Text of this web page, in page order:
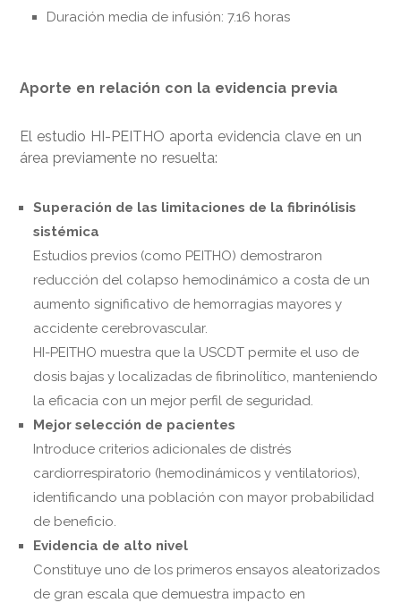
Duración media de infusión: 7.16 horas
Aporte en relación con la evidencia previa
El estudio HI-PEITHO aporta evidencia clave en un
área previamente no resuelta:
Superación de las limitaciones de la fibrinólisis
sistémica
Estudios previos (como PEITHO) demostraron
reducción del colapso hemodinámico a costa de un
aumento significativo de hemorragias mayores y
accidente cerebrovascular.
HI-PEITHO muestra que la USCDT permite el uso de
dosis bajas y localizadas de fibrinolítico, manteniendo
la eficacia con un mejor perfil de seguridad.
Mejor selección de pacientes
Introduce criterios adicionales de distrés
cardiorrespiratorio (hemodinámicos y ventilatorios),
identificando una población con mayor probabilidad
de beneficio.
Evidencia de alto nivel
Constituye uno de los primeros ensayos aleatorizados
de gran escala que demuestra impacto en